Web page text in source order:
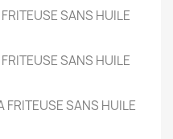
SANS HUILE
SANS HUILE
SANS HUILE